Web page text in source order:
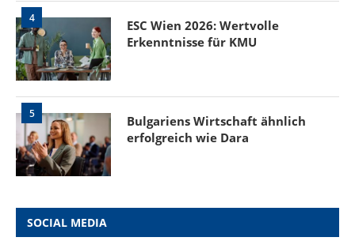
4
ESC Wien 2026: Wertvolle
Erkenntnisse für KMU
5
Bulgariens Wirtschaft ähnlich
erfolgreich wie Dara
SOCIAL MEDIA